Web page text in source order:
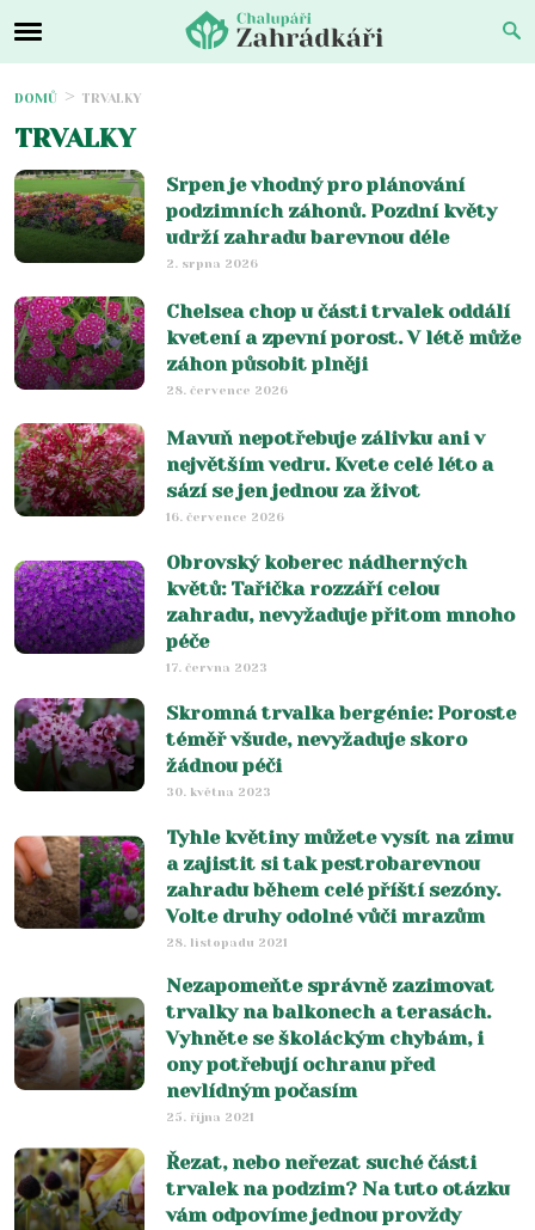
DOMŮ TRVALKY
TRVALKY
Srpen je vhodný pro plánování
podzimních záhonů. Pozdní květy
udrží zahradu barevnou déle
2. srpna 2026
Chelsea chop u části trvalek oddálí
kvetení a zpevní porost. V létě může
záhon působit plněji
28. července 2026
Mavuň nepotřebuje zálivku ani v
největším vedru. Kvete celé léto a
sází se jen jednou za život
16. července 2026
Obrovský koberec nádherných
květů: Tařička rozzáří celou
zahradu, nevyžaduje přitom mnoho
péče
17. června 2023
Skromná trvalka bergénie: Poroste
téměř všude, nevyžaduje skoro
žádnou péči
30. května 2023
Tyhle květiny můžete vysít na zimu
a zajistit si tak pestrobarevnou
zahradu během celé příští sezóny.
Volte druhy odolné vůči mrazům
28. listopadu 2021
Nezapomeňte správně zazimovat
trvalky na balkonech a terasách.
Vyhněte se školáckým chybám, i
ony potřebují ochranu před
nevlídným počasím
25. října 2021
Řezat, nebo neřezat suché části
trvalek na podzim? Na tuto otázku
vám odpovíme jednou provždy